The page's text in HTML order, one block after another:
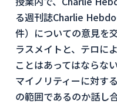
る週刊誌Charlie
件）についての意見を
ラスメイトと、テロに
ことはあってはならな
マイノリティーに対す
の範囲であるのか話し